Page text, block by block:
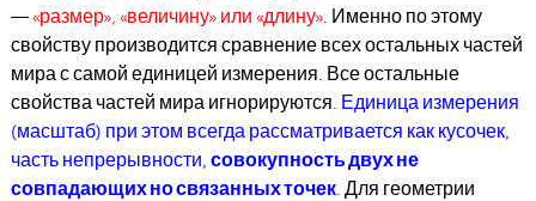
—«размер», «величину» или «длину». Именно по этому
свойству производится сравнение всех остальных частей
мира с самой единицей измерения. Все остальные
свойства частей мира игнорируются. Единица измерения
(масштаб) при этом всегда рассматривается как кусочек,
часть непрерывности, совокупность двух не
совпадающих но связанных точек. Для геометрии